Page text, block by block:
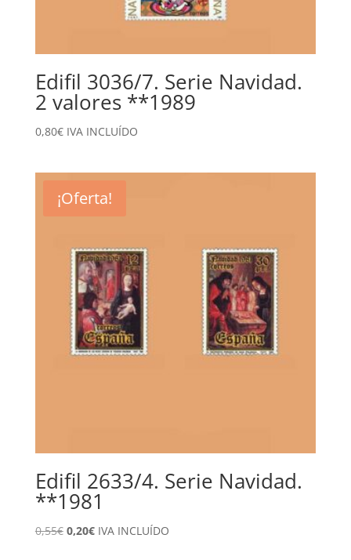
Edifil 3036/7. Serie Navidad.
2 valores **1989
0,80€ IVA INCLUÍDO
¡Oferta!
Edifil 2633/4. Serie Navidad.
**1981
0,55€ El
0,20€ElIVA INCLUÍDO